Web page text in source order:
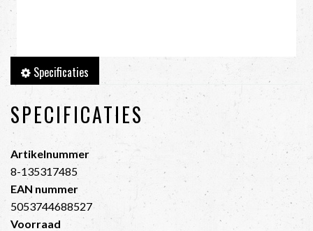
Specificaties
SPECIFICATIES
Artikelnummer
8-135317485
EAN nummer
5053744688527
Voorraad